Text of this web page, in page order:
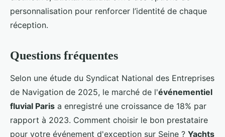
personnalisation pour renforcer l’identité de chaque
réception.
Questions fréquentes
Selon une étude du Syndicat National des Entreprises
de Navigation de 2025, le marché de l'événementiel
fluvial Paris a enregistré une croissance de 18% par
rapport à 2023. Comment choisir le bon prestataire
pour votre événement d'exception sur Seine ? Yachts